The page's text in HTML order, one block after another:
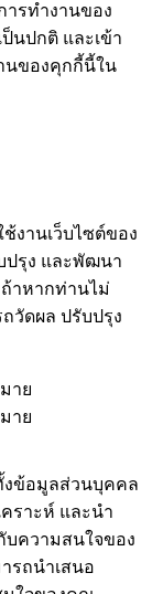
ารทำงานของ
นปกติ และเข้า
นของคุกกี้นี้ใน
งานเว็บไซต์ของ
ปรุง และพัฒนา
าหากท่านไม่
วัดผล ปรับปรุง
าย
าย
งข้อมูลส่วนบุคคล
ราะห์ และนำ
บความสนใจของ
รถนำเสนอ